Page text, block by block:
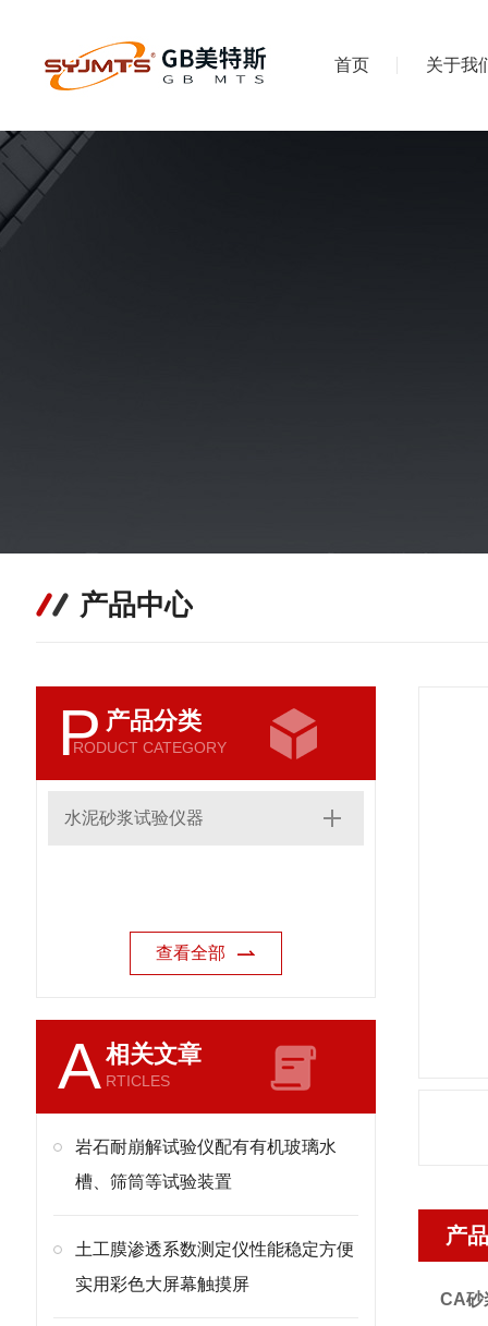
首页 关于我
产品中心
P 产品分类
RODUCT CATEGORY
水泥砂浆试验仪器
查看全部
A相关文章
RTICLES
岩石耐崩解试验仪配有有机玻璃水
槽、筛筒等试验装置
土工膜渗透系数测定仪性能稳定方便
实用彩色大屏幕触摸屏
产
CA砂